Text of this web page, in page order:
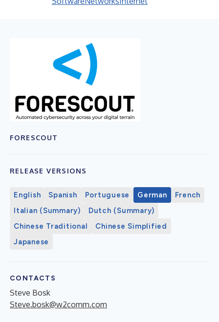
FORESCOUT
RELEASE VERSIONS
English Spanish Portuguese German
French
Italian (Summary)
Dutch (Summary)
Chinese Traditional
Chinese Simplified
Japanese
CONTACTS
Steve Bosk
Steve.bosk@w2comm.com